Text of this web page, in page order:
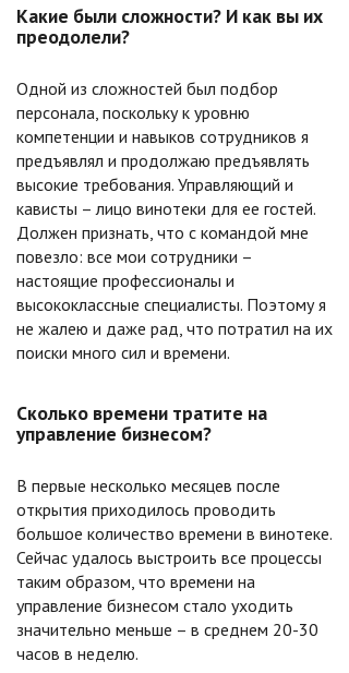
Какие были сложности? И как вы их
преодолели?
Одной из сложностей был подбор
персонала, поскольку к уровню
компетенции и навыков сотрудников я
предъявлял и продолжаю предъявлять
высокие требования. Управляющий и
кависты – лицо винотеки для ее гостей.
Должен признать, что с командой мне
повезло: все мои сотрудники –
настоящие профессионалы и
высококлассные специалисты. Поэтому я
не жалею и даже рад, что потратил на их
поиски много сил и времени.
Сколько времени тратите на
управление бизнесом?
В первые несколько месяцев после
открытия приходилось проводить
большое количество времени в винотеке.
Сейчас удалось выстроить все процессы
таким образом, что времени на
управление бизнесом стало уходить
значительно меньше – в среднем 20-30
часов в неделю.